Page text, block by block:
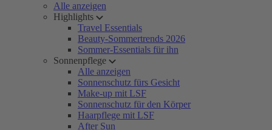
Alle anzeigen
Highlights
Travel Essentials
Beauty-Sommertrends 2026
Sommer-Essentials für ihn
Sonnenpflege
Alle anzeigen
Sonnenschutz fürs Gesicht
Make-up mit LSF
Sonnenschutz für den Körper
Haarpflege mit LSF
After Sun